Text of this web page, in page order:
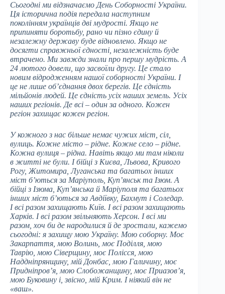
Сьогодні ми відзначаємо День Соборності України.
Ця історична подія передала наступним
поколінням українців дві мудрості. Якщо не
припиняти боротьбу, рано чи пізно єдину й
незалежну державу буде відновлено. Якщо не
досягти справжньої єдності, незалежність буде
втрачено. Ми завжди знали про першу мудрість. А
24 лютого довели, що засвоїли другу. Це стало
новим відродженням нашої соборності України. І
це не лише об’єднання двох берегів. Це єдність
мільйонів людей. Це єдність усіх наших земель. Усіх
наших регіонів. Де всі – один за одного. Кожен
регіон захищає кожен регіон.
У кожного з нас більше немає чужих міст, сіл,
вулиць. Кожне місто – рідне. Кожне село – рідне.
Кожна вулиця – рідна. Навіть якщо ми там ніколи
в житті не були. І бійці з Києва, Львова, Кривого
Рогу, Житомира, Луганська та багатьох інших
міст б’ються за Маріуполь, Куп’янськ та Ізюм. А
бійці з Ізюма, Куп’янська й Маріуполя та багатьох
інших міст б’ються за Авдіївку, Бахмут і Соледар.
І всі разом захищають Київ. І всі разом захищають
Харків. І всі разом звільняють Херсон. І всі ми
разом, хоч би де народилися й де зростали, кажемо
сьогодні: я захищу мою Україну. Мою соборну. Моє
Закарпаття, мою Волинь, моє Поділля, мою
Таврію, мою Сіверщину, моє Полісся, мою
Наддніпрянщину, мій Донбас, мою Галичину, моє
Придніпров’я, мою Слобожанщину, моє Приазов’я,
мою Буковину і, звісно, мій Крим. І ніякий він не
«ваш».